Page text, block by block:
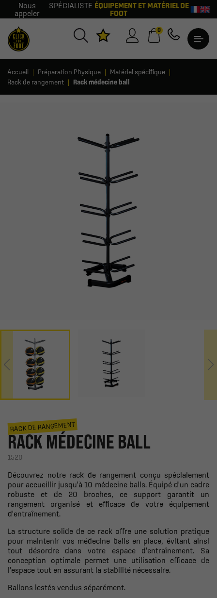
Nous
appeler
SPÉCIALISTE ÉQUIPEMENT ET MATÉRIEL DE
FOOT
0
Accueil Préparation Physique
Matériel spécifique
Rack de rangement
Rack médecine ball
RACK DE RANGEMENT
RACK MÉDECINE BALL
1520
Découvrez notre rack de rangement conçu spécialement
pour accueillir jusqu'à 10 médecine balls. Équipé d'un cadre
robuste et de 20 broches, ce support garantit un
rangement organisé et efficace de votre équipement
d'entraînement.
La structure solide de ce rack offre une solution pratique
pour maintenir vos médecine balls en place, évitant ainsi
tout désordre dans votre espace d'entraînement. Sa
conception optimale permet une utilisation efficace de
l'espace tout en assurant la stabilité nécessaire.
Ballons lestés vendus séparément.